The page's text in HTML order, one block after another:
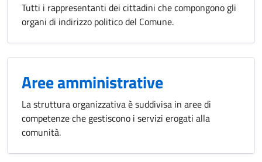
Tutti i rappresentanti dei cittadini che compongono gli
organi di indirizzo politico del Comune.
Aree amministrative
La struttura organizzativa è suddivisa in aree di
competenze che gestiscono i servizi erogati alla
comunità.